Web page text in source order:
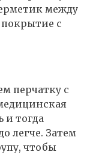
между
с
перчатку с
и тогда
легче. Затем
чтобы